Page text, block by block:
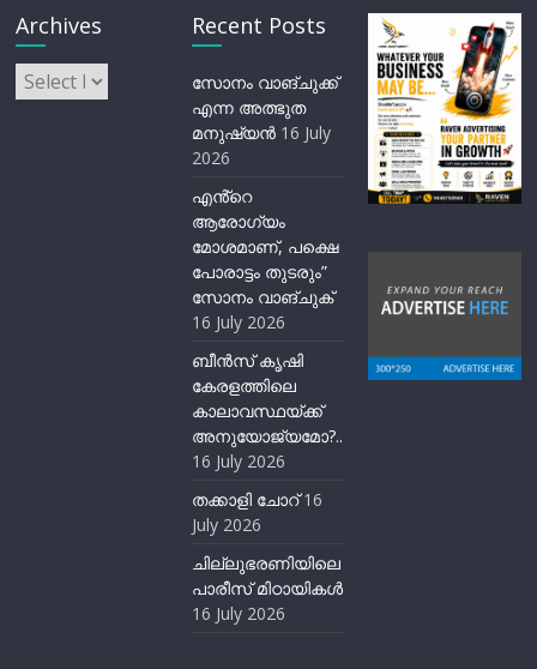
Archives
Archives
Recent Posts
സോനം വാങ്ചുക്ക്
എന്ന അത്ഭുത
മനുഷ്യന്‍ 16 July
2026
എൻ്റെ
ആരോഗ്യം
മോശമാണ്, പക്ഷെ
പോരാട്ടം തുടരും”
സോനം വാങ്ചുക്
16 July 2026
ബീന്‍സ് കൃഷി
കേരളത്തിലെ
കാലാവസ്ഥയ്ക്ക്
അനുയോജ്യമോ?..
16 July 2026
തക്കാളി ചോറ് 16
July 2026
ചില്ലുഭരണിയിലെ
പാരീസ് മിഠായികള്‍
16 July 2026